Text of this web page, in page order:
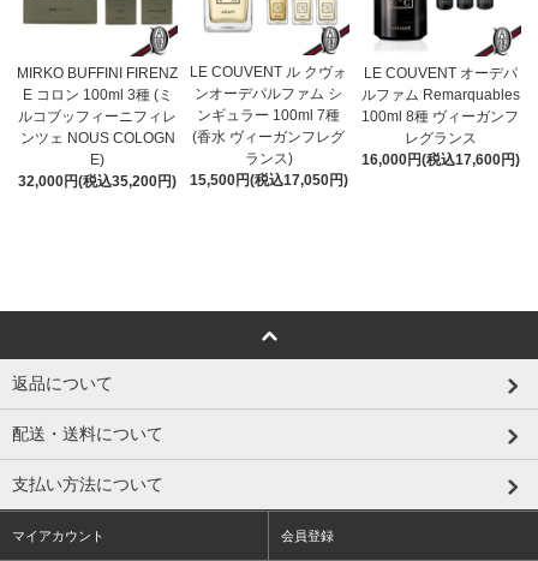
MIRKO BUFFINI FIRENZ
E コロン 100ml 3種 (ミ
ルコブッフィーニフィレ
ンツェ NOUS COLOGN
E)
32,000円(税込35,200円)
LE COUVENT ル クヴォ
ンオーデパルファム シ
ンギュラー 100ml 7種
(香水 ヴィーガンフレグ
ランス)
15,500円(税込17,050円)
LE COUVENT オーデパ
ルファム Remarquables
100ml 8種 ヴィーガンフ
レグランス
16,000円(税込17,600円)
返品について
配送・送料について
支払い方法について
マイアカウント 会員登録